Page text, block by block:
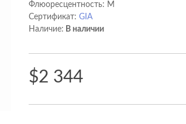
Флюоресцентность: M
Сертификат:GIA
Наличие: В наличии
$2 344